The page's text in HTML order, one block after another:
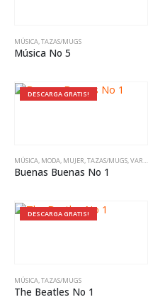
MÚSICA TAZAS/MUGS
Música No 5
DESCARGA GRATIS!
MÚSICA, MODA, MUJER,TAZAS/MUGS,VARIADO
Buenas Buenas No 1
DESCARGA GRATIS!
MÚSICA,TAZAS/MUGS
The Beatles No 1